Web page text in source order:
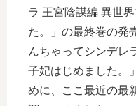
ラ 王宮陰謀編 異世
た。」の最終巻の発
んちゃってシンデレ
子妃はじめました。
めに、ここ最近の最